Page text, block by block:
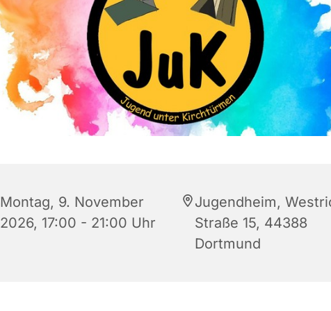
Montag, 9. November
2026, 17:00 - 21:00 Uhr
Jugendheim,
Straße 15, 44388
Dortmund